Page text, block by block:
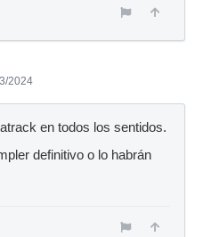
2024
en todos los sentidos.
definitivo o lo habrán